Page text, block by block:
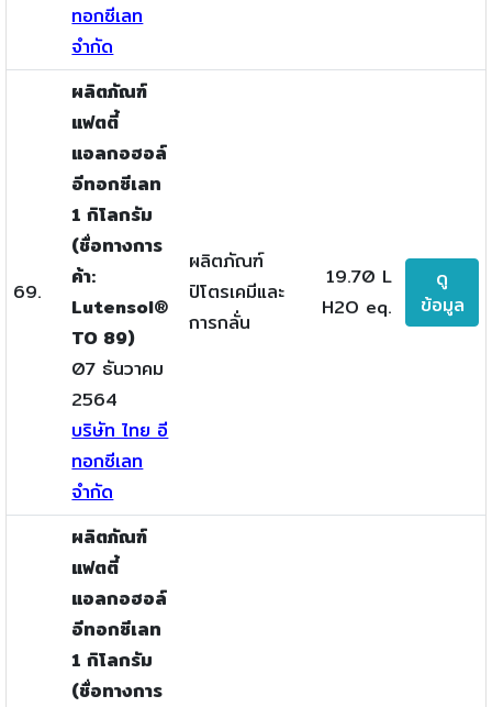
ทอกซีเลท
จำกัด
69.
ผลิตภัณฑ์
แฟตตี้
แอลกอฮอล์
อีทอกซีเลท
1 กิโลกรัม
(ชื่อทางการ
ค้า:
Lutensol®
TO 89)
07 ธันวาคม
2564
บริษัท ไทย อี
ทอกซีเลท
จำกัด
ผลิตภัณฑ์
ปิโตรเคมีและ
การกลั่น
19.70 L
H2O eq.
ดู
ข้อมูล
ผลิตภัณฑ์
แฟตตี้
แอลกอฮอล์
อีทอกซีเลท
1 กิโลกรัม
(ชื่อทางการ